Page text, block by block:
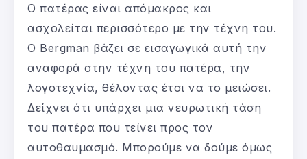
Ο πατέρας είναι απόμακρος και
ασχολείται περισσότερο με την τέχνη του.
Ο Bergman βάζει σε εισαγωγικά αυτή την
αναφορά στην τέχνη του πατέρα, την
λογοτεχνία, θέλοντας έτσι να το μειώσει.
Δείχνει ότι υπάρχει μια νευρωτική τάση
του πατέρα που τείνει προς τον
αυτοθαυμασμό. Μπορούμε να δούμε όμως